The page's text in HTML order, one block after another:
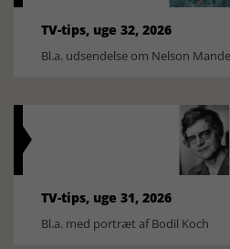
TV-tips, uge 32, 2026
Bl.a. udsendelse om Nelson
TV-tips, uge 31, 2026
Bl.a. med portræt af Bodil Koch